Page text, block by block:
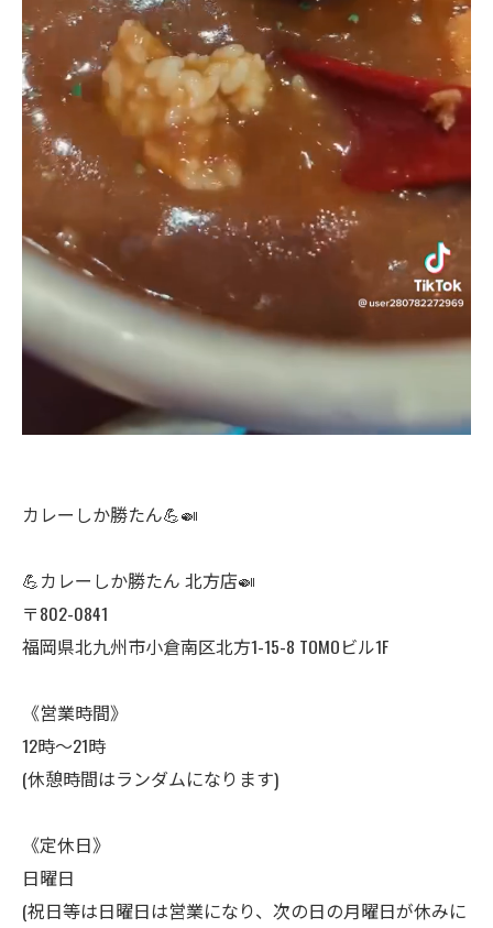
カレーしか勝たん💪🍛
💪カレーしか勝たん 北方店🍛
〒802-0841
福岡県北九州市小倉南区北方1-15-8 TOMOビル1F
《営業時間》
12時〜21時
(休憩時間はランダムになります)
《定休日》
日曜日
(祝日等は日曜日は営業になり、次の日の月曜日が休みに